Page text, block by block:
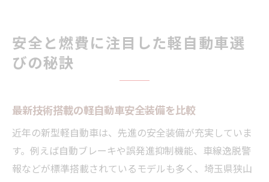
安全と燃費に注目した軽自動車選
びの秘訣
最新技術搭載の軽自動車安全装備を比較
近年の新型軽自動車は、先進の安全装備が充実していま
す。例えば自動ブレーキや誤発進抑制機能、車線逸脱警
報などが標準搭載されているモデルも多く、埼玉県狭山